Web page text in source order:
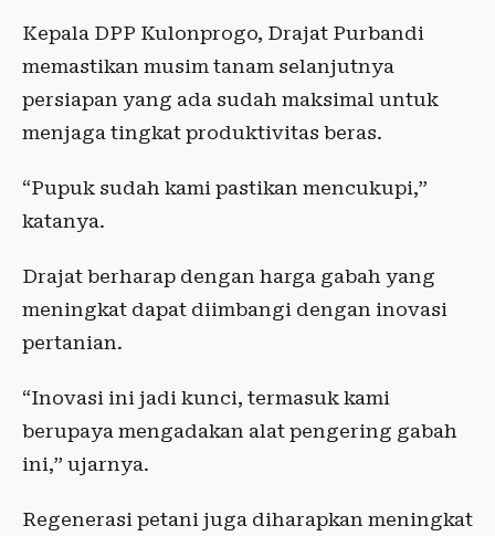
Kepala DPP Kulonprogo, Drajat Purbandi
memastikan musim tanam selanjutnya
persiapan yang ada sudah maksimal untuk
menjaga tingkat produktivitas beras.
“Pupuk sudah kami pastikan mencukupi,”
katanya.
Drajat berharap dengan harga gabah yang
meningkat dapat diimbangi dengan inovasi
pertanian.
“Inovasi ini jadi kunci, termasuk kami
berupaya mengadakan alat pengering gabah
ini,” ujarnya.
Regenerasi petani juga diharapkan meningkat